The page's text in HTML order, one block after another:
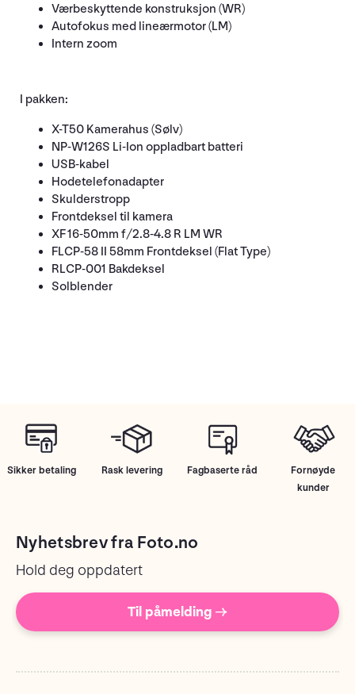
Værbeskyttende konstruksjon (WR)
Autofokus med lineærmotor (LM)
Intern zoom
I pakken:
X-T50 Kamerahus (Sølv)
NP-W126S Li-Ion oppladbart batteri
USB-kabel
Hodetelefonadapter
Skulderstropp
Frontdeksel til kamera
XF 16-50mm f/2.8-4.8 R LM WR
FLCP-58 II 58mm Frontdeksel (Flat Type)
RLCP-001 Bakdeksel
Solblender
Sikker betaling Rask levering Fagbaserte råd
Fornøyde
kunder
Nyhetsbrev fra Foto.no
Hold deg oppdatert
Til påmelding →